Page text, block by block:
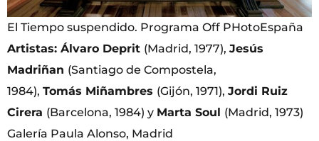
El Tiempo suspendido. Programa Off PHotoEspaña
Artistas: Álvaro Deprit (Madrid, 1977), Jesús
Madriñan (Santiago de Compostela,
1984), Tomás Miñambres (Gijón, 1971), Jordi Ruiz
Cirera (Barcelona, 1984) y Marta Soul (Madrid, 1973)
Galería Paula Alonso, Madrid